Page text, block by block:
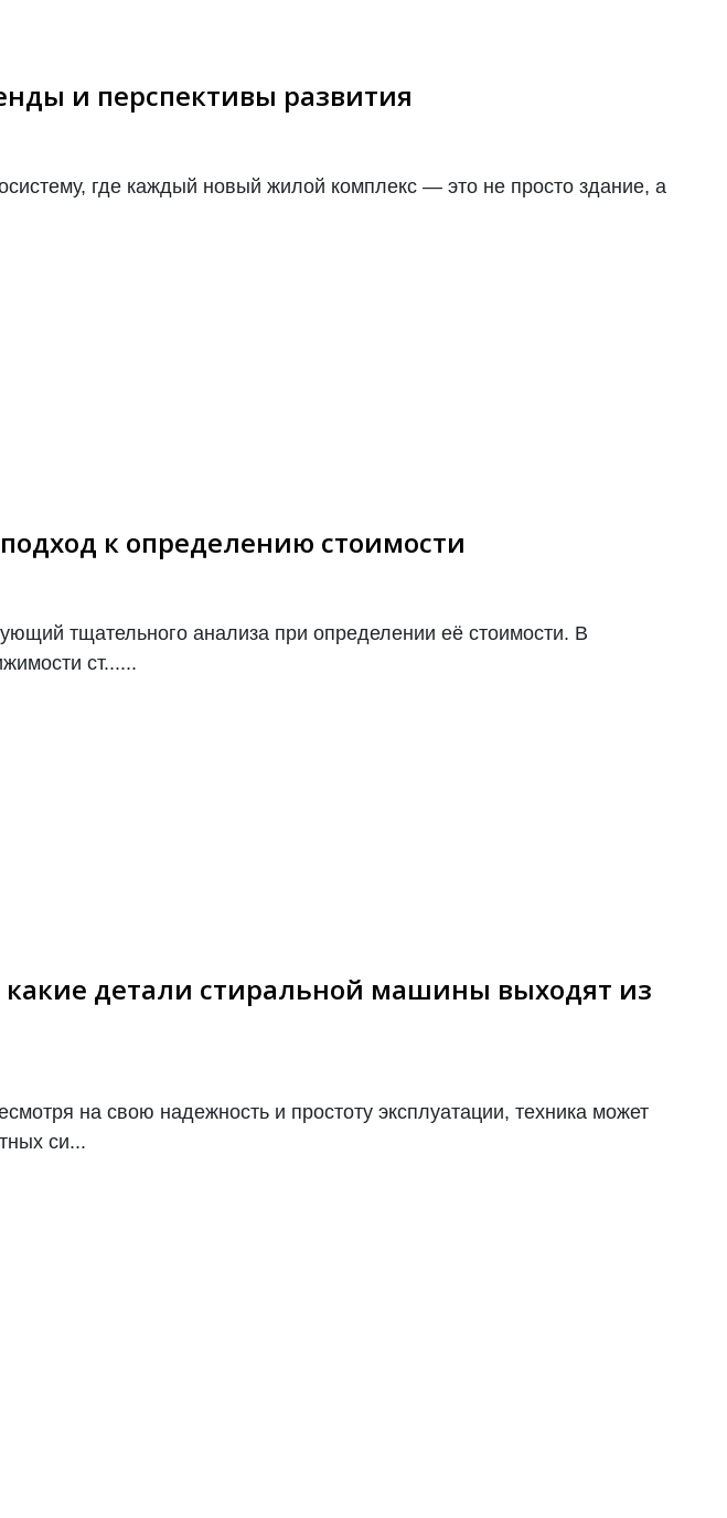
и перспективы развития
где каждый новый жилой комплекс — это не просто здание, а
к определению стоимости
тщательного анализа при определении её стоимости. В
ст......
детали стиральной машины выходят из
на свою надежность и простоту эксплуатации, техника может
си...